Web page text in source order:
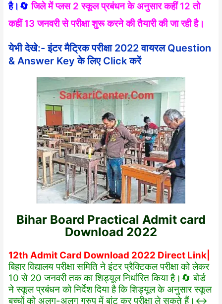
है।🔄 जिले में प्लस 2 स्कूल प्रबंधन के अनुसार कहीं 12 तो
कहीं 13 जनवरी से परीक्षा शुरू करने की तैयारी की जा रही है।
येभी देखे:- इंटर मैट्रिक परीक्षा 2022 वायरल Question
& Answer Key के लिए Click करें
Bihar Board Practical Admit card
Download 2022
12th Admit Card Download 2022 Direct Link|
बिहार विद्यालय परीक्षा समिति ने इंटर प्रैक्टिकल परीक्षा को लेकर
10 से 20 जनवरी तक का शिड्यूल निर्धारित किया है।🔄 बोर्ड
ने स्कूल प्रबंधन को निर्देश दिया है कि शिड्यूल के अनुसार स्कूल
बच्चों को अलग-अलग ग्रुप में बांट कर परीक्षा ले सकते हैं।↔️